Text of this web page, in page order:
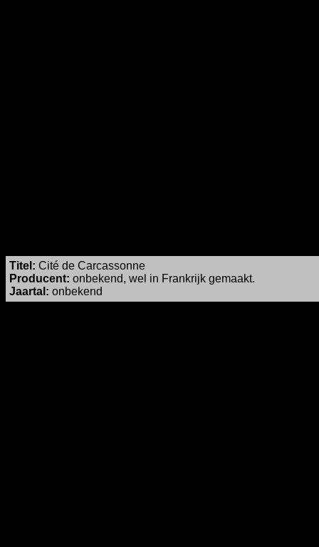
Titel : Cité de Carcassonne
Producent: onbekend, wel in Frankrijk gemaakt.
Jaartal: onbekend